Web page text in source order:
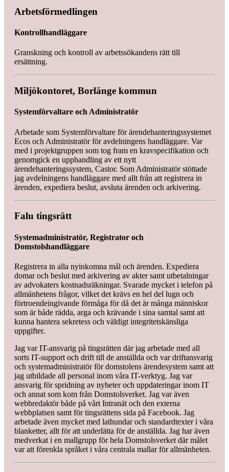
Arbetsförmedlingen
Kontrollhandläggare
Granskning och kontroll av arbetssökandens rätt till
ersättning.
Miljökontoret, Borlänge kommun
Systemförvaltare och Administratör
Arbetade som Systemförvaltare för ärendehanteringssystemet
Ecos och Administratör för avdelningens handläggare. Var
med i projektgruppen som tog fram en kravspecifikation och
genomgick en upphandling av ett nytt
ärendehanteringssystem, Castor. Som Administratör stöttade
jag avdelningens handläggare med allt från att registrera in
ärenden, expediera beslut, avsluta ärenden och arkivering.
Falu tingsrätt
Systemadministratör, Registrator och
Domstolshandläggare
Registrera in alla nyinkomna mål och ärenden. Expediera
domar och beslut med arkivering av akter samt utbetalningar
av advokaters kostnadsräkningar. Svarade mycket i telefon på
allmänhetens frågor, vilket det krävs en hel del lugn och
förtroendeingivande förmåga för då det är många människor
som är både rädda, arga och krävande i sina samtal samt att
kunna hantera sekretess och väldigt integritetskänsliga
uppgifter.
Jag var IT-ansvarig på tingsrätten där jag arbetade med all
sorts IT-support och drift till de anställda och var driftansvarig
och systemadministratör för domstolens ärendesystem samt att
jag utbildade all personal inom våra IT-verktyg. Jag var
ansvarig för spridning av nyheter och uppdateringar inom IT
och annat som kom från Domstolsverket. Jag var även
webbredaktör både på vårt Intranät och den externa
webbplatsen samt för tingsrättens sida på Facebook. Jag
arbetade även mycket med lathundar och standardtexter i våra
blanketter, allt för att underlätta för de anställda. Jag har även
medverkat i en mallgrupp för hela Domstolsverket där målet
var att förenkla språket i våra centrala mallar för allmänheten.